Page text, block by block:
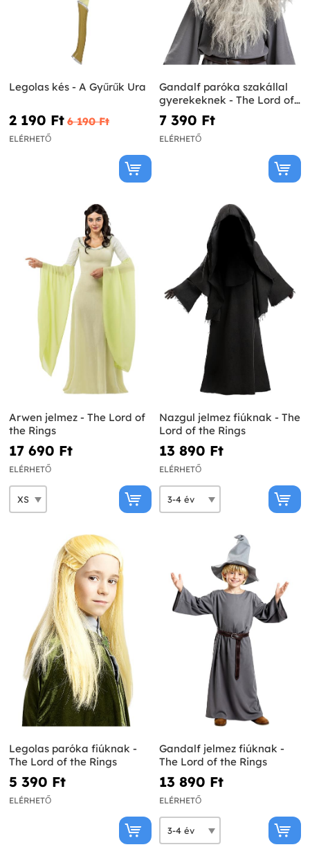
Legolas kés - A Gyűrűk Ura
2 190 Ft‎ 6 190 Ft‎
ELÉRHETŐ
Gandalf paróka szakállal
gyerekeknek - The Lord of
the Rings
7 390 Ft‎
ELÉRHETŐ
Arwen jelmez - The Lord of
the Rings
17 690 Ft‎
ELÉRHETŐ
Nazgul jelmez fiúknak - The
Lord of the Rings
13 890 Ft‎
ELÉRHETŐ
Legolas paróka fiúknak -
The Lord of the Rings
5 390 Ft‎
ELÉRHETŐ
Gandalf jelmez fiúknak -
The Lord of the Rings
13 890 Ft‎
ELÉRHETŐ